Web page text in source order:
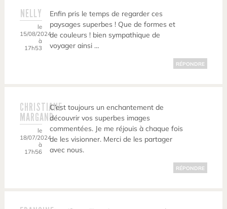
NELLY
le
15/08/2024
à
17h53
Enfin pris le temps de regarder ces
paysages superbes ! Que de formes et
de couleurs ! bien sympathique de
voyager ainsi …
RÉPONDRE
CHRISTIANE
MARGAND
le
18/07/2024
à
17h56
C’est toujours un enchantement de
découvrir vos superbes images
commentées. Je me réjouis à chaque fois
de les visionner. Merci de les partager
avec nous.
RÉPONDRE